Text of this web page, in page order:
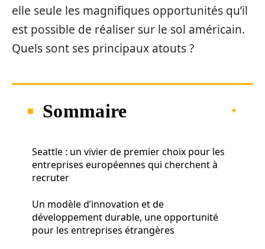
elle seule les magnifiques opportunités qu’il
est possible de réaliser sur le sol américain.
Quels sont ses principaux atouts ?
Sommaire
Seattle : un vivier de premier choix pour les
entreprises européennes qui cherchent à
recruter
Un modèle d’innovation et de
développement durable, une opportunité
pour les entreprises étrangères